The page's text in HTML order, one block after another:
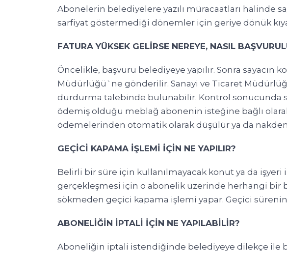
Abonelerin belediyelere yazılı müracaatları halinde
sarfiyat göstermediği dönemler için geriye dönük
FATURA YÜKSEK GELİRSE NEREYE, NASIL
Öncelikle, başvuru belediyeye yapılır. Sonra
Müdürlüğü`ne gönderilir. Sanayi ve Ticaret
durdurma talebinde bulunabilir. Kontrol sonucunda
ödemiş olduğu meblağ abonenin isteğine bağlı
ödemelerinden otomatik olarak düşülür ya da
GEÇİCİ KAPAMA İŞLEMİ İÇİN NE YAPILIR?
Belirli bir süre için kullanılmayacak konut ya da
gerçekleşmesi için o abonelik üzerinde herhangi bir
sökmeden geçici kapama işlemi yapar. Geçici
ABONELİĞİN İPTALİ İÇİN NE YAPILABİLİR?
Aboneliğin iptali istendiğinde belediyeye dilekçe ile